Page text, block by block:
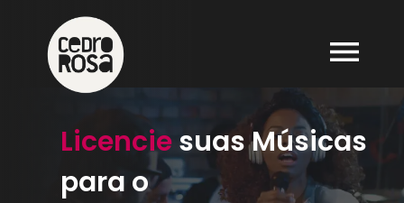
Licenciesuas Músicas
para o